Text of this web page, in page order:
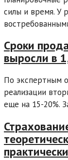
силы и время. У
Сроки
выросли в
По экспертным
реализации
еще на 15-20%.